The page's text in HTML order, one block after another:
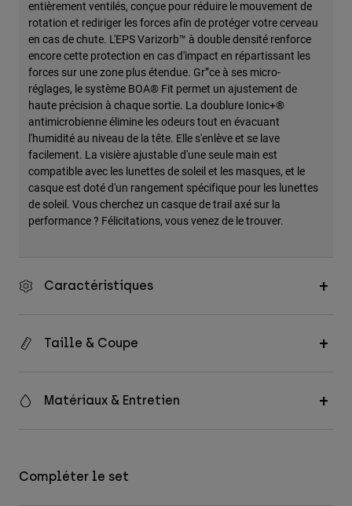
entièrement ventilés, conçue pour réduire le mouvement de
rotation et rediriger les forces afin de protéger votre cerveau
en cas de chute. L'EPS Varizorb™ à double densité renforce
encore cette protection en cas d'impact en répartissant les
forces sur une zone plus étendue. Gr”ce à ses micro-
réglages, le système BOA® Fit permet un ajustement de
haute précision à chaque sortie. La doublure Ionic+®
antimicrobienne élimine les odeurs tout en évacuant
l'humidité au niveau de la tête. Elle s'enlève et se lave
facilement. La visière ajustable d'une seule main est
compatible avec les lunettes de soleil et les masques, et le
casque est doté d'un rangement spécifique pour les lunettes
de soleil. Vous cherchez un casque de trail axé sur la
performance ? Félicitations, vous venez de le trouver.
Caractéristiques
Taille & Coupe
Matériaux & Entretien
Compléter le set